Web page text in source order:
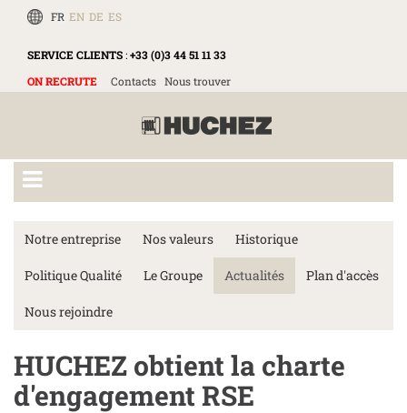
FR EN DE ES
SERVICE CLIENTS:+33 (0)3 44 51 11 33
ON RECRUTE
Contacts Nous trouver
Notre entreprise Nos valeurs Historique
Politique Qualité Le Groupe Actualités Plan d'accès
Nous rejoindre
HUCHEZ obtient la charte
d'engagement RSE